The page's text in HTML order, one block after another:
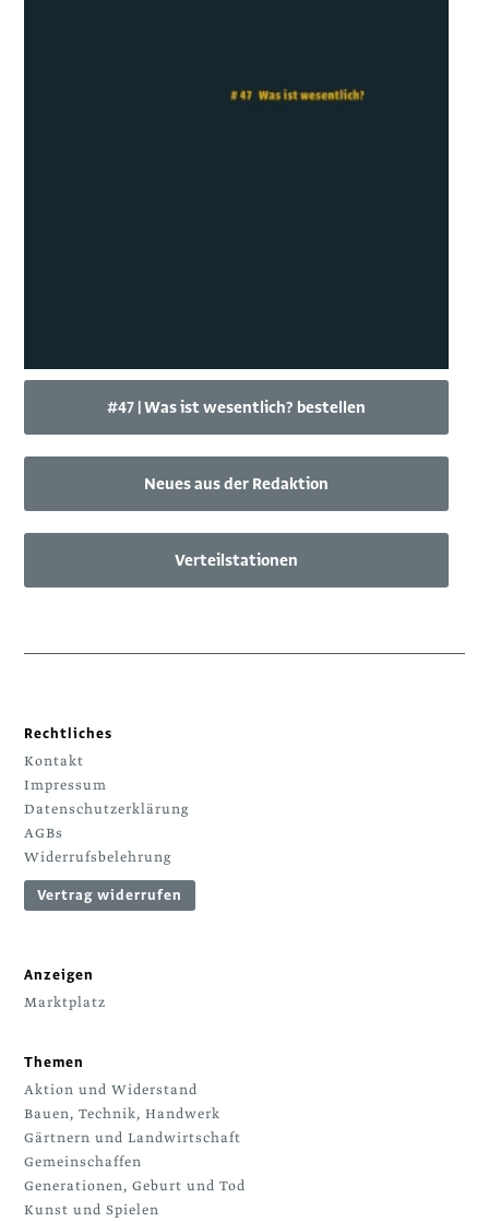
#47 | Was ist wesentlich? bestellen
Neues aus der Redaktion
Verteilstationen
Rechtliches
Kontakt
Impressum
Datenschutzerklärung
AGBs
Widerrufsbelehrung
Vertrag widerrufen
Anzeigen
Marktplatz
Themen
Aktion und Widerstand
Bauen, Technik, Handwerk
Gärtnern und Landwirtschaft
Gemeinschaffen
Generationen, Geburt und Tod
Kunst und Spielen